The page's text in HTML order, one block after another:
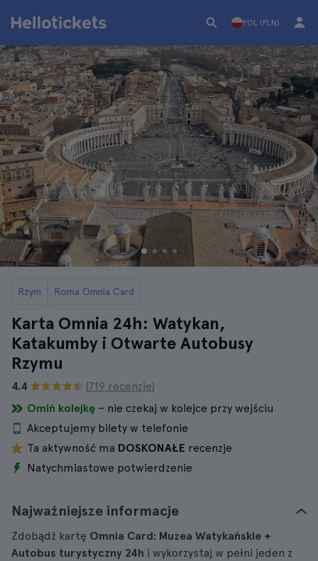
POL (PLN)
Rzym Roma Omnia Card
Karta Omnia 24h: Watykan,
Katakumby i Otwarte Autobusy
Rzymu
4.4
(719 recenzje)
Omiń kolejkę – nie czekaj w kolejce przy wejściu
Akceptujemy bilety w telefonie
Ta aktywność ma DOSKONAŁE recenzje
Natychmiastowe potwierdzenie
Najważniejsze informacje
Zdobądź kartę Omnia Card: Muzea Watykańskie +
Autobus turystyczny 24h i wykorzystaj w pełni jeden z